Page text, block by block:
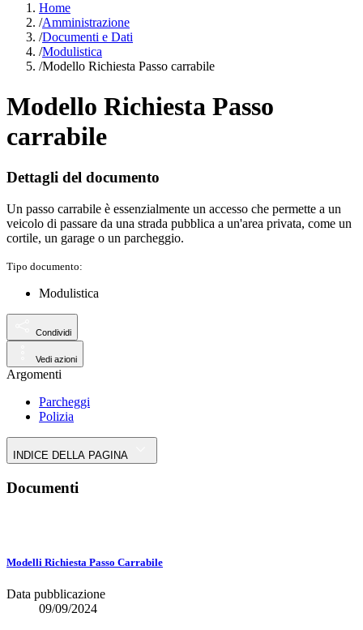
Home
/Amministrazione
/Documenti e Dati
/Modulistica
/Modello Richiesta Passo carrabile
Modello Richiesta Passo
carrabile
Dettagli del documento
Un passo carrabile è essenzialmente un accesso che permette a un
veicolo di passare da una strada pubblica a un'area privata, come un
cortile, un garage o un parcheggio.
Tipo documento:
Modulistica
Condividi
Vedi azioni
Argomenti
Parcheggi
Polizia
INDICE DELLA PAGINA
Documenti
Modelli Richiesta Passo Carrabile
Data pubblicazione
09/09/2024